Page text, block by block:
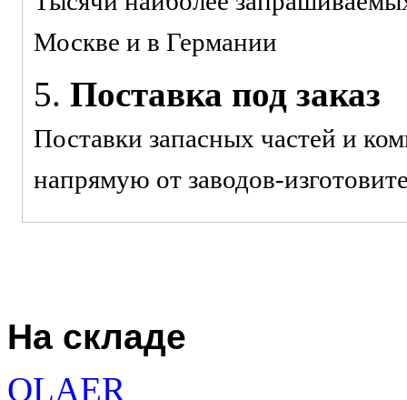
Москве и в Германии
5. Поставка под заказ
Поставки запасных частей и
напрямую от заводов-
На складе
OLAER